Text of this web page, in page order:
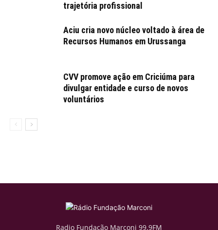
trajetória profissional
Aciu cria novo núcleo voltado à área de
Recursos Humanos em Urussanga
CVV promove ação em Criciúma para
divulgar entidade e curso de novos
voluntários
Radio Fundação Marconi 99.9FM